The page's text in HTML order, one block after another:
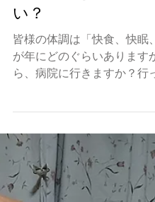
西洋医学は見える
い？
皆様の体調は「快食、快眠
が年にどのぐらいあります
ら、病院に行きますか？行
「原因不明」と言われますか？ 日本の